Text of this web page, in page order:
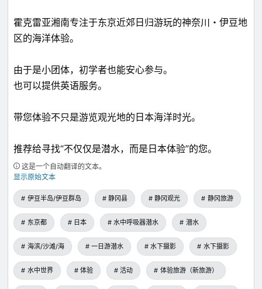
霍克雷亚湘南专注于东京近郊日归游玩的神奈川・伊豆地
区的海洋体验。
由于是小团体，初学者也能安心参与。
也可以提供英语服务。
带您体验不只是游览观光地的日本海洋时光。
推荐给寻找“不仅仅是潜水，而是日本体验”的您。
这是一个自动翻译的文本。
显示原始文本
伊豆半岛/伊豆群岛 静冈县 静冈观光 静冈旅游
东京都 日本 水中呼吸器潜水 潜水
海滨/沙滩/海 一日游潜水 水下摄影 水下摄影
水中世界 体验 活动 体验旅游（新旅游）